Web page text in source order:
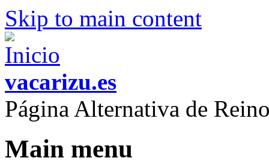
Skip to main content
vacarizu.es
Página Alternativa de
Main menu